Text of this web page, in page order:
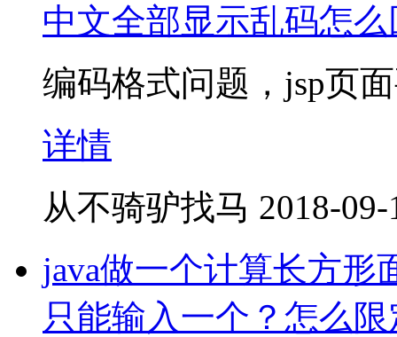
中文全部显示乱码怎
编码格式问题，jsp页
详情
从不骑驴找马 2018-
java做一个计算长方形
只能输入一个？怎么